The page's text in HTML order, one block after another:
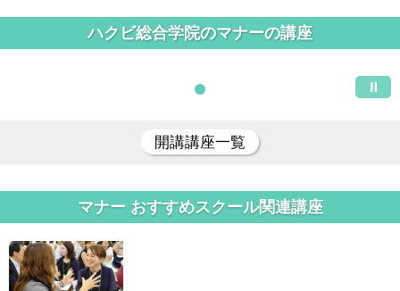
ハクビ総合学院のマナーの講座
開講講座一覧
マナー おすすめスクール関連講座